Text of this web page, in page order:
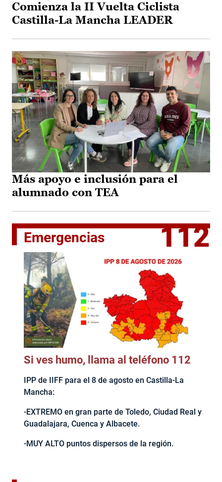
Comienza la II Vuelta Ciclista
Castilla-La Mancha LEADER
Más apoyo e inclusión para el
alumnado con TEA
Emergencias 112
Si ves humo, llama al teléfono 112
IPP de IIFF para el 8 de agosto en Castilla-La
Mancha:
-EXTREMO en gran parte de Toledo, Ciudad Real y
Guadalajara, Cuenca y Albacete.
-MUY ALTO puntos dispersos de la región.